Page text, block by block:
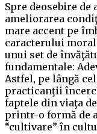
Spre deosebire
ameliorarea
mare accent pe
caracterului
unui set de
fundamentale:
Astfel, pe lângă
practicanţii
faptele din viaţa
printr-o formă de
“cultivare” în